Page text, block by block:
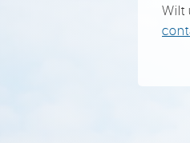
Wilt